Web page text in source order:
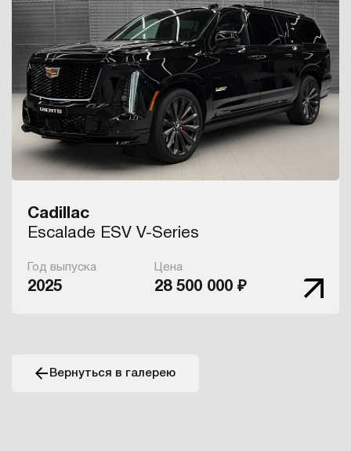
Cadillac
Escalade ESV V-Series
Год выпуска
2025
Цена
28 500 000 ₽
Вернуться в галерею